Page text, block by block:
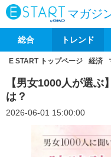
マガジ
総合 トレンド
E START トップページ 経済
【男女1000人が選ぶ
は？
2026-06-01 15:00:00